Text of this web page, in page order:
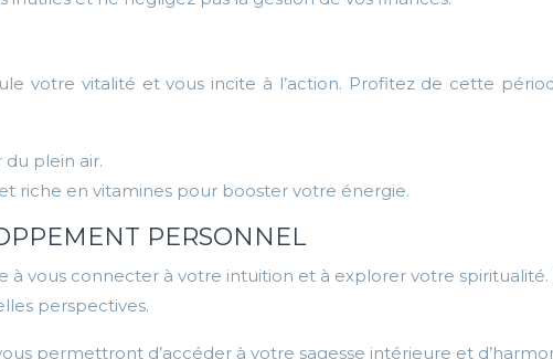
votre vitalité et vous incite à l’action. Profitez de cette
du plein air.
riche en vitamines pour booster votre énergie.
PERSONNEL
à vous connecter à votre intuition et à explorer votre
perspectives.
permettront d’accéder à votre sagesse intérieure et